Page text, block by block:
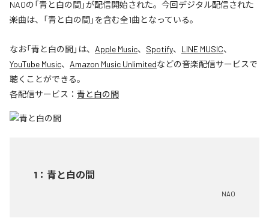
NAOの「青と白の間」が配信開始された。今回デジタル配信された
楽曲は、「青と白の間」を含む全1曲となっている。
なお「青と白の間」は、 Apple Music、 Spotify、 LINE MUSIC、
YouTube Music、 Amazon Music Unlimitedなどの音楽配信サービスで
聴くことができる。
各配信サービス： 青と白の間
1 ： 青と白の間
NAO